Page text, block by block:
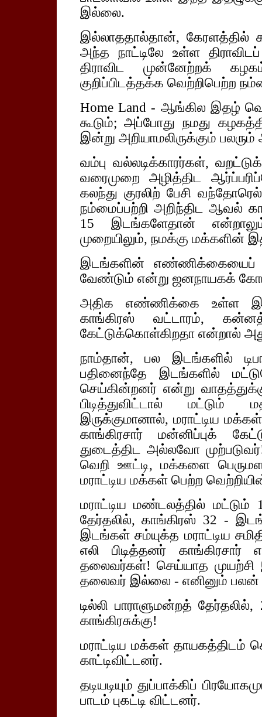
இல்லை.
இல்லாததால்தான், கேரளத்தில்
அந்த நாட்டிலே உள்ள
திராவிட முன்னேற்றக்
குறிப்பிடத்தக்க வெற்றிபெற்ற
Home Land - ஆங்கில இதழ்
கூடும்; அப்போது நமது
இன்று அறியாமலிருக்கும் பலரும்
வம்பு வல்லடிக்காரர்கள், வறட்டுக்
வரைமுறை அழித்திட
கலந்து குரலிற் பேசி
நம்மைப்பற்றி அறிந்திட ஆவல்
15 இடங்களேதான்
முறையிலும், நமக்கு மக்களின்
இடங்களின் எண்ணிக்கையைப்
வேண்டும் என்று ஜனநாயகக்
அதிக எண்ணிக்கை உள்ள
காங்கிரஸ் வட்டாரம்,
கேட்டுக்கொள்கிறதா என்றால்
நாம்தான், பல இடங்களில்
பதினைந்தே இடங்களில்
செய்கின்றனர் என்று
பிடித்துவிட்டால் மட்டும்
இருக்குமானால், மராட்டிய
காங்கிரசார் மன்னிப்புக்
துடைத்திட அல்லவோ
வெறி ஊட்டி, மக்களை
மராட்டிய மக்கள் பெற்ற
மராட்டிய மண்டலத்தில்
தேர்தலில், காங்கிரஸ் 32 -
இடங்கள் சம்யுக்த மராட்டிய
எலி பிடித்தனர்
தலைவர்கள்! செய்யாத
தலைவர் இல்லை - எனினும் பலன்
டில்லி பாராளுமன்றத்
காங்கிரசுக்கு!
மராட்டிய மக்கள் தாயகத்திடம்
காட்டிவிட்டனர்.
தடியடியும் துப்பாக்கிப்
பாடம் புகட்டி விட்டனர்.